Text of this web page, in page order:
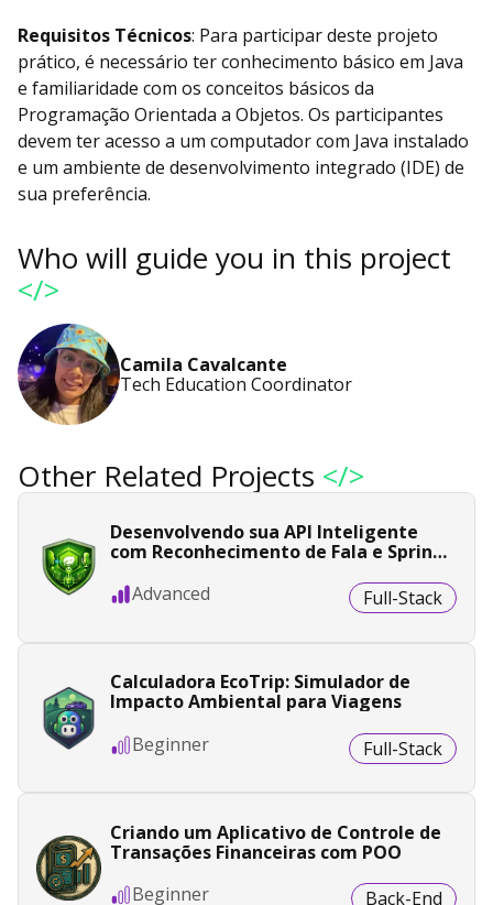
Requisitos Técnicos: Para participar deste projeto
prático, é necessário ter conhecimento básico em Java
e familiaridade com os conceitos básicos da
Programação Orientada a Objetos. Os participantes
devem ter acesso a um computador com Java instalado
e um ambiente de desenvolvimento integrado (IDE) de
sua preferência.
Who will guide you in this project
</>
Camila Cavalcante
Tech Education Coordinator
Other Related Projects </>
Desenvolvendo sua API Inteligente
com Reconhecimento de Fala e Spring
Advanced
Full-Stack
Calculadora EcoTrip: Simulador de
Impacto Ambiental para Viagens
Beginner
Full-Stack
Criando um Aplicativo de Controle de
Transações Financeiras com POO
Beginner
Back-End